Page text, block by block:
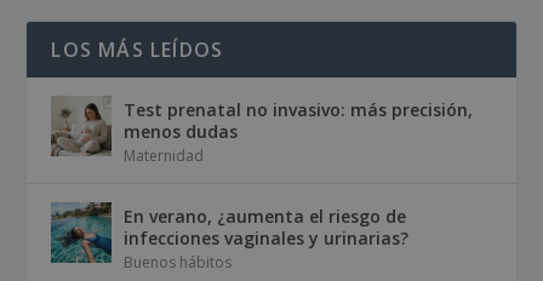
LOS MÁS LEÍDOS
Test prenatal no invasivo: más precisión,
menos dudas
Maternidad
En verano, ¿aumenta el riesgo de
infecciones vaginales y urinarias?
Buenos hábitos